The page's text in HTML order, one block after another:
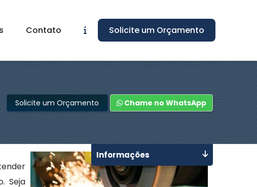
Contato Solicite um Orçamento
Solicite um Orçamento Chame no WhatsApp
Seja
Informações